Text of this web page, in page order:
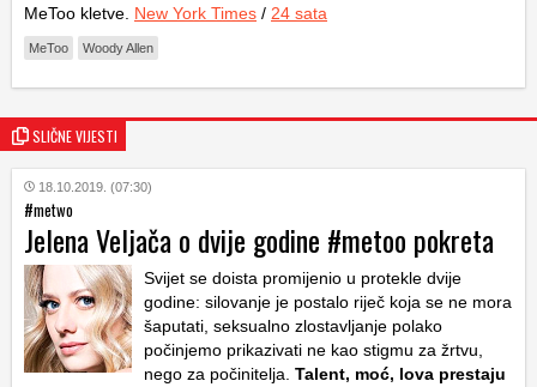
MeToo kletve. New York Times / 24 sata
MeToo Woody Allen
SLIČNE VIJESTI
18.10.2019. (07:30)
#metwo
Jelena Veljača o dvije godine #metoo pokreta
Svijet se doista promijenio u protekle dvije
godine: silovanje je postalo riječ koja se ne mora
šaputati, seksualno zlostavljanje polako
počinjemo prikazivati ne kao stigmu za žrtvu,
nego za počinitelja. Talent, moć, lova prestaju